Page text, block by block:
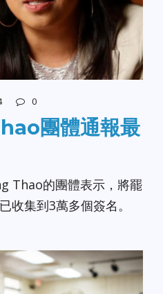
0
團體通報最
Thao的團體表示，將罷
收集到3萬多個簽名。